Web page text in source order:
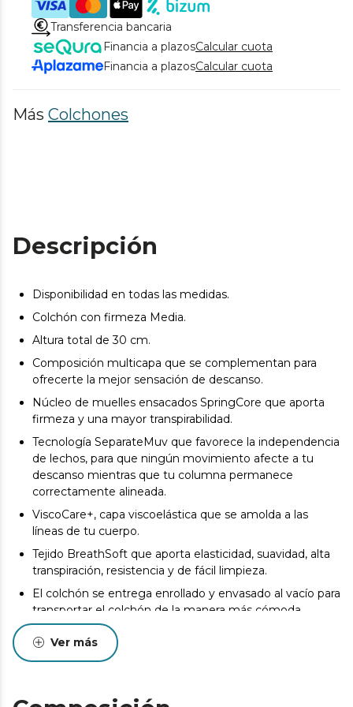
Transferencia bancaria
Financia a plazosCalcular cuota
Financia a plazosCalcular cuota
Más Colchones
Descripción
Disponibilidad en todas las medidas.
Colchón con firmeza Media.
Altura total de 30 cm.
Composición multicapa que se complementan para
ofrecerte la mejor sensación de descanso.
Núcleo de muelles ensacados SpringCore que aporta
firmeza y una mayor transpirabilidad.
Tecnología SeparateMuv que favorece la independencia
de lechos, para que ningún movimiento afecte a tu
descanso mientras que tu columna permanece
correctamente alineada.
ViscoCare+, capa viscoelástica que se amolda a las
líneas de tu cuerpo.
Tejido BreathSoft que aporta elasticidad, suavidad, alta
transpiración, resistencia y de fácil limpieza.
El colchón se entrega enrollado y envasado al vacío para
transportar el colchón de la manera más cómoda.
Desde el inicio del uso del colchón se produce un
asentamiento normal de las capas internas que oscila
entre +0/-2 o -3 (norma UNE-EN 1334:1996). Esta
reparación o compensación.
Ver más